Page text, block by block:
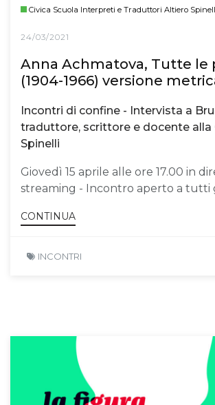
Civica Scuola Interpreti e Traduttori Altiero
24/03/2021
Anna Achmatova, Tutte le
(1904-1966) versione
Incontri di confine - Intervista a
traduttore, scrittore e docente alla
Spinelli
Giovedì 15 aprile alle ore 17.00 in
streaming - Incontro aperto a tutti
CONTINUA
INCONTRI